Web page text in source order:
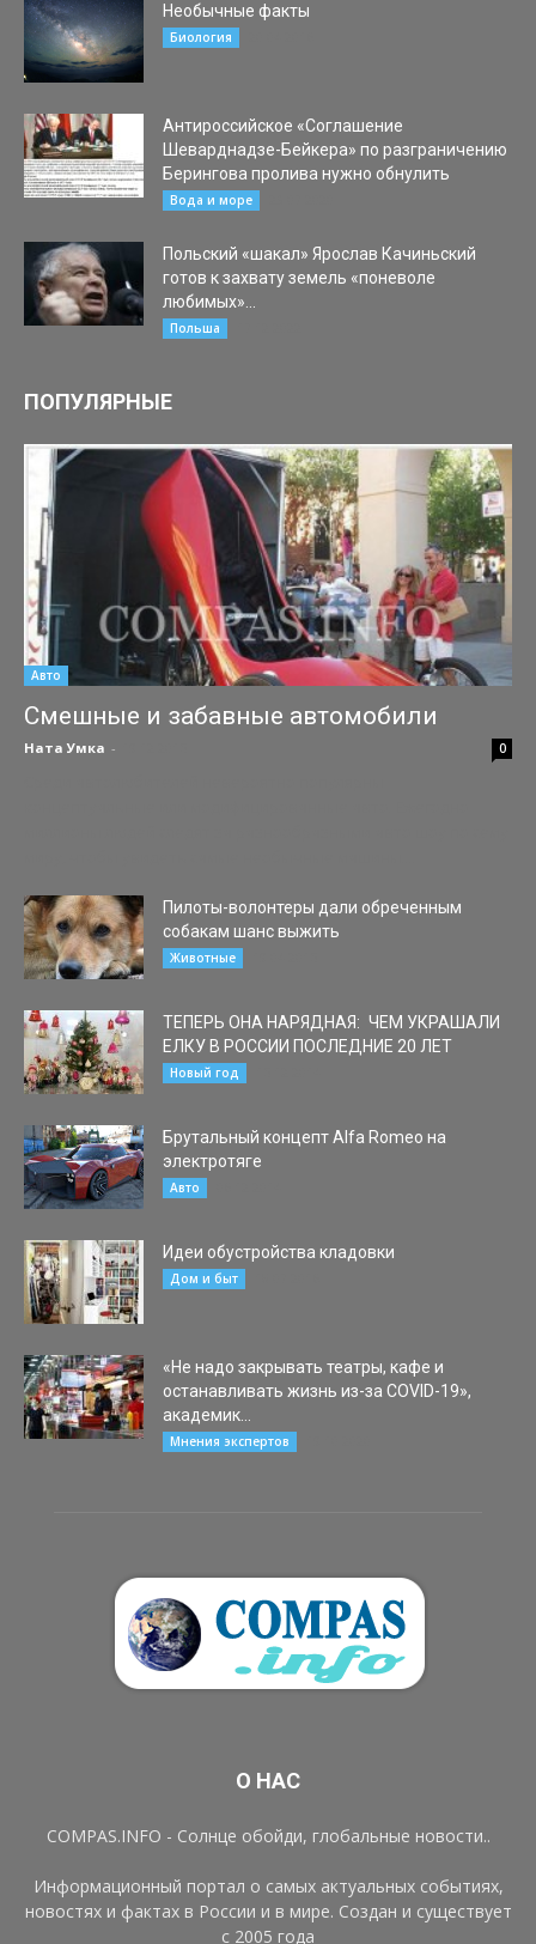
Необычные факты
Биология
Антироссийское «Соглашение
Шеварднадзе-Бейкера» по разграничению
Берингова пролива нужно обнулить
Вода и море
Польский «шакал» Ярослав Качиньский
готов к захвату земель «поневоле
любимых»...
Польша
ПОПУЛЯРНЫЕ
Авто
Смешные и забавные автомобили
Ната Умка - 0
Пилоты-волонтеры дали обреченным
собакам шанс выжить
Животные
ТЕПЕРЬ ОНА НАРЯДНАЯ: ЧЕМ УКРАШАЛИ
ЕЛКУ В РОССИИ ПОСЛЕДНИЕ 20 ЛЕТ
Новый год
Брутальный концепт Alfa Romeo на
электротяге
Авто
Идеи обустройства кладовки
Дом и быт
«Не надо закрывать театры, кафе и
останавливать жизнь из-за COVID-19»,
академик...
Мнения экспертов
О НАС
COMPAS.INFO - Солнце обойди, глобальные новости..
Информационный портал о самых актуальных событиях,
новостях и фактах в России и в мире. Создан и существует
с 2005 года